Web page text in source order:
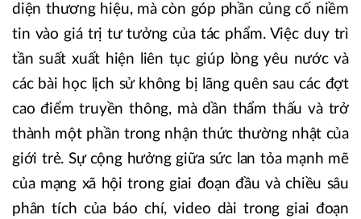
diện thương hiệu, mà còn góp phần củng cố niềm
tin vào giá trị tư tưởng của tác phẩm. Việc duy trì
tần suất xuất hiện liên tục giúp lòng yêu nước và
các bài học lịch sử không bị lãng quên sau các đợt
cao điểm truyền thông, mà dần thẩm thấu và trở
thành một phần trong nhận thức thường nhật của
giới trẻ. Sự cộng hưởng giữa sức lan tỏa mạnh mẽ
của mạng xã hội trong giai đoạn đầu và chiều sâu
phân tích của báo chí, video dài trong giai đoạn